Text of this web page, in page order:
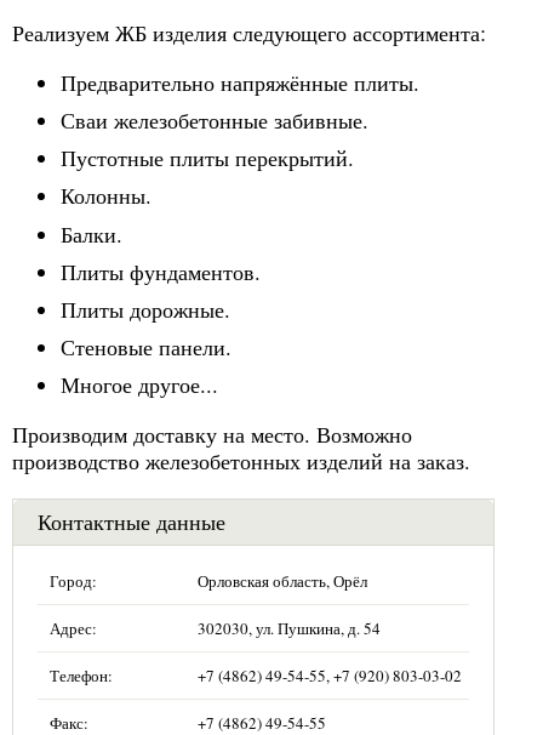
Реализуем ЖБ изделия следующего ассортимента:
Предварительно напряжённые плиты.
Сваи железобетонные забивные.
Пустотные плиты перекрытий.
Колонны.
Балки.
Плиты фундаментов.
Плиты дорожные.
Стеновые панели.
Многое другое...
Производим доставку на место. Возможно
производство железобетонных изделий на заказ.
Контактные данные
Город: Орловская область, Орёл
Адрес: 302030, ул. Пушкина, д. 54
Телефон: +7 (4862) 49-54-55, +7 (920) 803-03-02
Факс: +7 (4862) 49-54-55